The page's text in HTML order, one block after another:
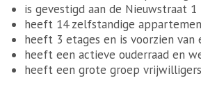
is gevestigd aan de Nieuwstraat 1
heeft 14 zelfstandige
heeft 3 etages en is voorzien
heeft een actieve ouderraad en
heeft een grote groep